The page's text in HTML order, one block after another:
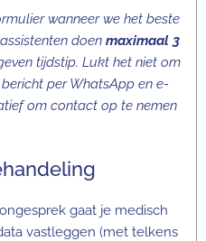
wanneer we het beste
doen maximaal 3
tijdstip. Lukt het niet om
per WhatsApp en e-
om contact op te nemen
gaat je medisch
vastleggen (met telkens